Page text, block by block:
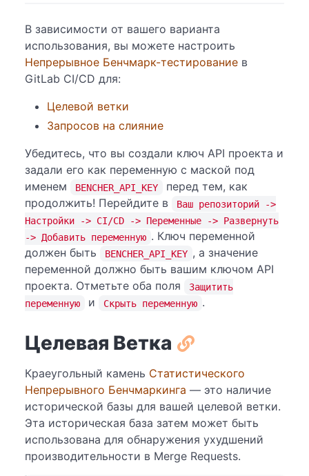
В зависимости от вашего варианта
использования, вы можете настроить
Непрерывное Бенчмарк-тестирование в
GitLab CI/CD для:
Целевой ветки
Запросов на слияние
Убедитесь, что вы создали ключ API проекта и
задали его как переменную с маской под
именем
BENCHER_API_KEY
перед тем, как
продолжить! Перейдите в
Ваш репозиторий ->
Настройки -> CI/CD -> Переменные -> Развернуть
-> Добавить переменную . Ключ переменной
должен быть
BENCHER_API_KEY , а значение
переменной должно быть вашим ключом API
проекта. Отметьте оба поля
Защитить
переменную
и Скрыть переменную .
Целевая Ветка
Краеугольный камень Статистического
Непрерывного Бенчмаркинга — это наличие
исторической базы для вашей целевой ветки.
Эта историческая база затем может быть
использована для обнаружения ухудшений
производительности в Merge Requests.